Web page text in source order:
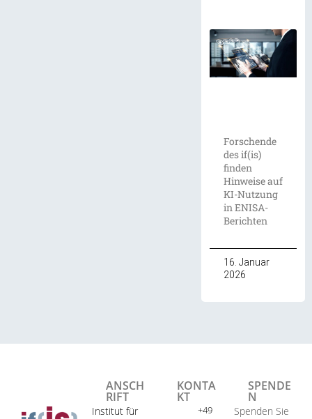
Forschende
des if(is)
finden
Hinweise auf
KI-Nutzung
in ENISA-
Berichten
16. Januar
2026
ANSCH
RIFT
Institut für
KONTA
KT
+49
SPENDE
N
Spenden Sie